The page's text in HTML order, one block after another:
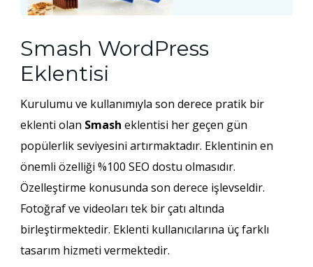
Smash WordPress
Eklentisi
Kurulumu ve kullanımıyla son derece pratik bir
eklenti olan Smash eklentisi her geçen gün
popülerlik seviyesini artırmaktadır. Eklentinin en
önemli özelliği %100 SEO dostu olmasıdır.
Özelleştirme konusunda son derece işlevseldir.
Fotoğraf ve videoları tek bir çatı altında
birleştirmektedir. Eklenti kullanıcılarına üç farklı
tasarım hizmeti vermektedir.